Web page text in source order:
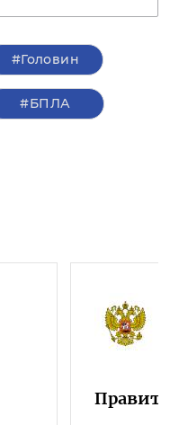
#Головин
#БПЛА